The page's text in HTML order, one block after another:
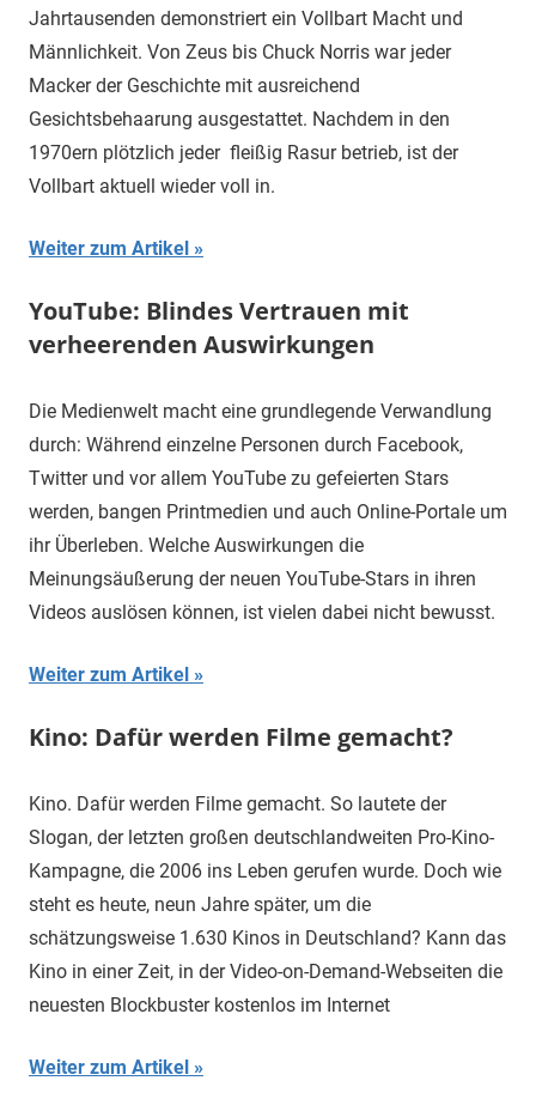
Jahrtausenden demonstriert ein Vollbart Macht und
Männlichkeit. Von Zeus bis Chuck Norris war jeder
Macker der Geschichte mit ausreichend
Gesichtsbehaarung ausgestattet. Nachdem in den
1970ern plötzlich jeder fleißig Rasur betrieb, ist der
Vollbart aktuell wieder voll in.
Weiter zum Artikel
YouTube: Blindes Vertrauen mit
verheerenden Auswirkungen
Die Medienwelt macht eine grundlegende Verwandlung
durch: Während einzelne Personen durch Facebook,
Twitter und vor allem YouTube zu gefeierten Stars
werden, bangen Printmedien und auch Online-Portale um
ihr Überleben. Welche Auswirkungen die
Meinungsäußerung der neuen YouTube-Stars in ihren
Videos auslösen können, ist vielen dabei nicht bewusst.
Weiter zum Artikel
Kino: Dafür werden Filme gemacht?
Kino. Dafür werden Filme gemacht. So lautete der
Slogan, der letzten großen deutschlandweiten Pro-Kino-
Kampagne, die 2006 ins Leben gerufen wurde. Doch wie
steht es heute, neun Jahre später, um die
schätzungsweise 1.630 Kinos in Deutschland? Kann das
Kino in einer Zeit, in der Video-on-Demand-Webseiten die
neuesten Blockbuster kostenlos im Internet
Weiter zum Artikel